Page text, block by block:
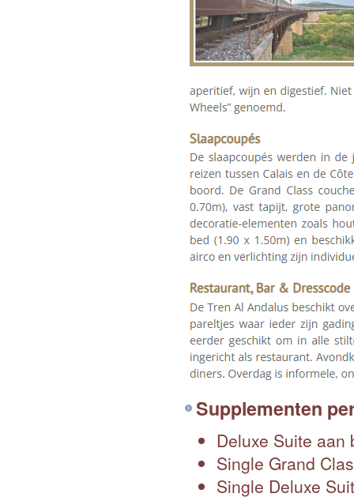
Supplementen
Deluxe Suite aan
Single Grand
Single Deluxe